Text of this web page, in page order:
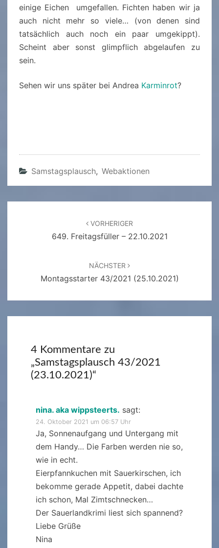
einige Eichen umgefallen. Fichten haben wir ja
auch nicht mehr so viele… (von denen sind
tatsächlich auch noch ein paar umgekippt).
Scheint aber sonst glimpflich abgelaufen zu
sein.
Sehen wir uns später bei Andrea Karminrot?
Samstagsplausch, Webaktionen
VORHERIGER
649. Freitagsfüller – 22.10.2021
NÄCHSTER
Montagsstarter 43/2021 (25.10.2021)
4 Kommentare zu
„Samstagsplausch 43/2021
(23.10.2021)“
nina. aka wippsteerts. sagt:
24. Oktober 2021 um 06:57 Uhr
Ja, Sonnenaufgang und Untergang mit
dem Handy… Die Farben werden nie so,
wie in echt.
Eierpfannkuchen mit Sauerkirschen, ich
bekomme gerade Appetit, dabei dachte
ich schon, Mal Zimtschnecken…
Der Sauerlandkrimi liest sich spannend?
Liebe Grüße
Nina